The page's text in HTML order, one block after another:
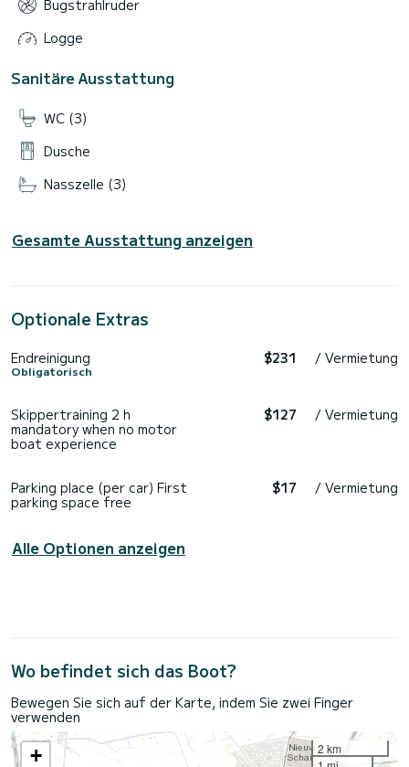
Bugstrahlruder
Logge
Sanitäre Ausstattung
WC (3)
Dusche
Nasszelle (3)
Gesamte Ausstattung anzeigen
Optionale Extras
Endreinigung
Obligatorisch
$231 / Vermietung
Skippertraining 2 h
mandatory when no motor
boat experience
$127 / Vermietung
Parking place (per car) First
parking space free
$17 / Vermietung
Alle Optionen anzeigen
Wo befindet sich das Boot?
Bewegen Sie sich auf der Karte, indem Sie zwei Finger
verwenden
+
2 km